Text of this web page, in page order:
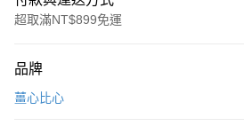
超取滿NT$899免運
信用卡一次付款
品牌
薑心比心